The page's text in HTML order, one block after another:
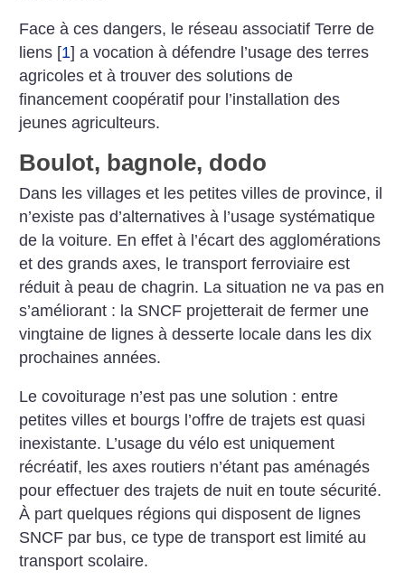
Face à ces dangers, le réseau associatif Terre de
liens [1] a vocation à défendre l’usage des terres
agricoles et à trouver des solutions de
financement coopératif pour l’installation des
jeunes agriculteurs.
Boulot, bagnole, dodo
Dans les villages et les petites villes de province, il
n’existe pas d’alternatives à l’usage systématique
de la voiture. En effet à l’écart des agglomérations
et des grands axes, le transport ferroviaire est
réduit à peau de chagrin. La situation ne va pas en
s’améliorant : la SNCF projetterait de fermer une
vingtaine de lignes à desserte locale dans les dix
prochaines années.
Le covoiturage n’est pas une solution : entre
petites villes et bourgs l’offre de trajets est quasi
inexistante. L’usage du vélo est uniquement
récréatif, les axes routiers n’étant pas aménagés
pour effectuer des trajets de nuit en toute sécurité.
À part quelques régions qui disposent de lignes
SNCF par bus, ce type de transport est limité au
transport scolaire.